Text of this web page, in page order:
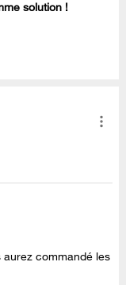
solution !
aurez commandé les